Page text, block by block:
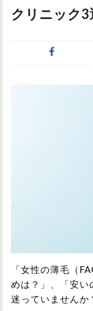
クリニック3
「女性の薄毛（
めは？」、「安い
迷っていませんか
症状・悩み
対策・アイ